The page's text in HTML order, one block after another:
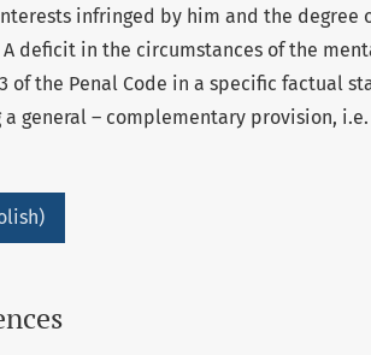
infringed by him and the degree
A deficit in the circumstances of the
of the Penal Code in a specific factual
general – complementary provision,